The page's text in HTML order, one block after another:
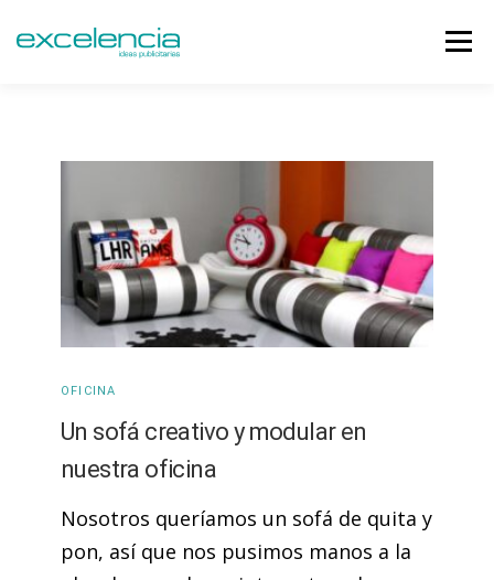
Menú
OFICINA
Un sofá creativo y modular en
nuestra oficina
Nosotros queríamos un sofá de quita y
pon, así que nos pusimos manos a la